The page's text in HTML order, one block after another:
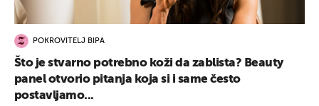
POKROVITELJ BIPA
Što je stvarno potrebno koži da zablista? Beauty
panel otvorio pitanja koja si i same često
postavljamo...